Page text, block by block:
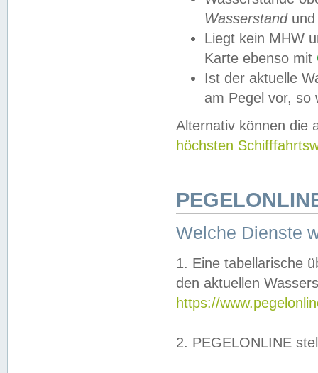
Wasserstandund
Liegt kein MHW
Karte ebenso mit
Ist der aktuelle
am Pegel vor,
Alternativ können die
höchsten
Welche Dienste
1. Eine tabellarische
den aktuellen
https://
2. PEGELONLINE